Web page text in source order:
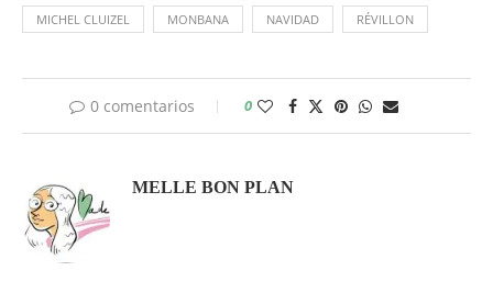
MICHEL CLUIZEL MONBANA NAVIDAD RÉVILLON
0 comentarios 0
MELLE BON PLAN